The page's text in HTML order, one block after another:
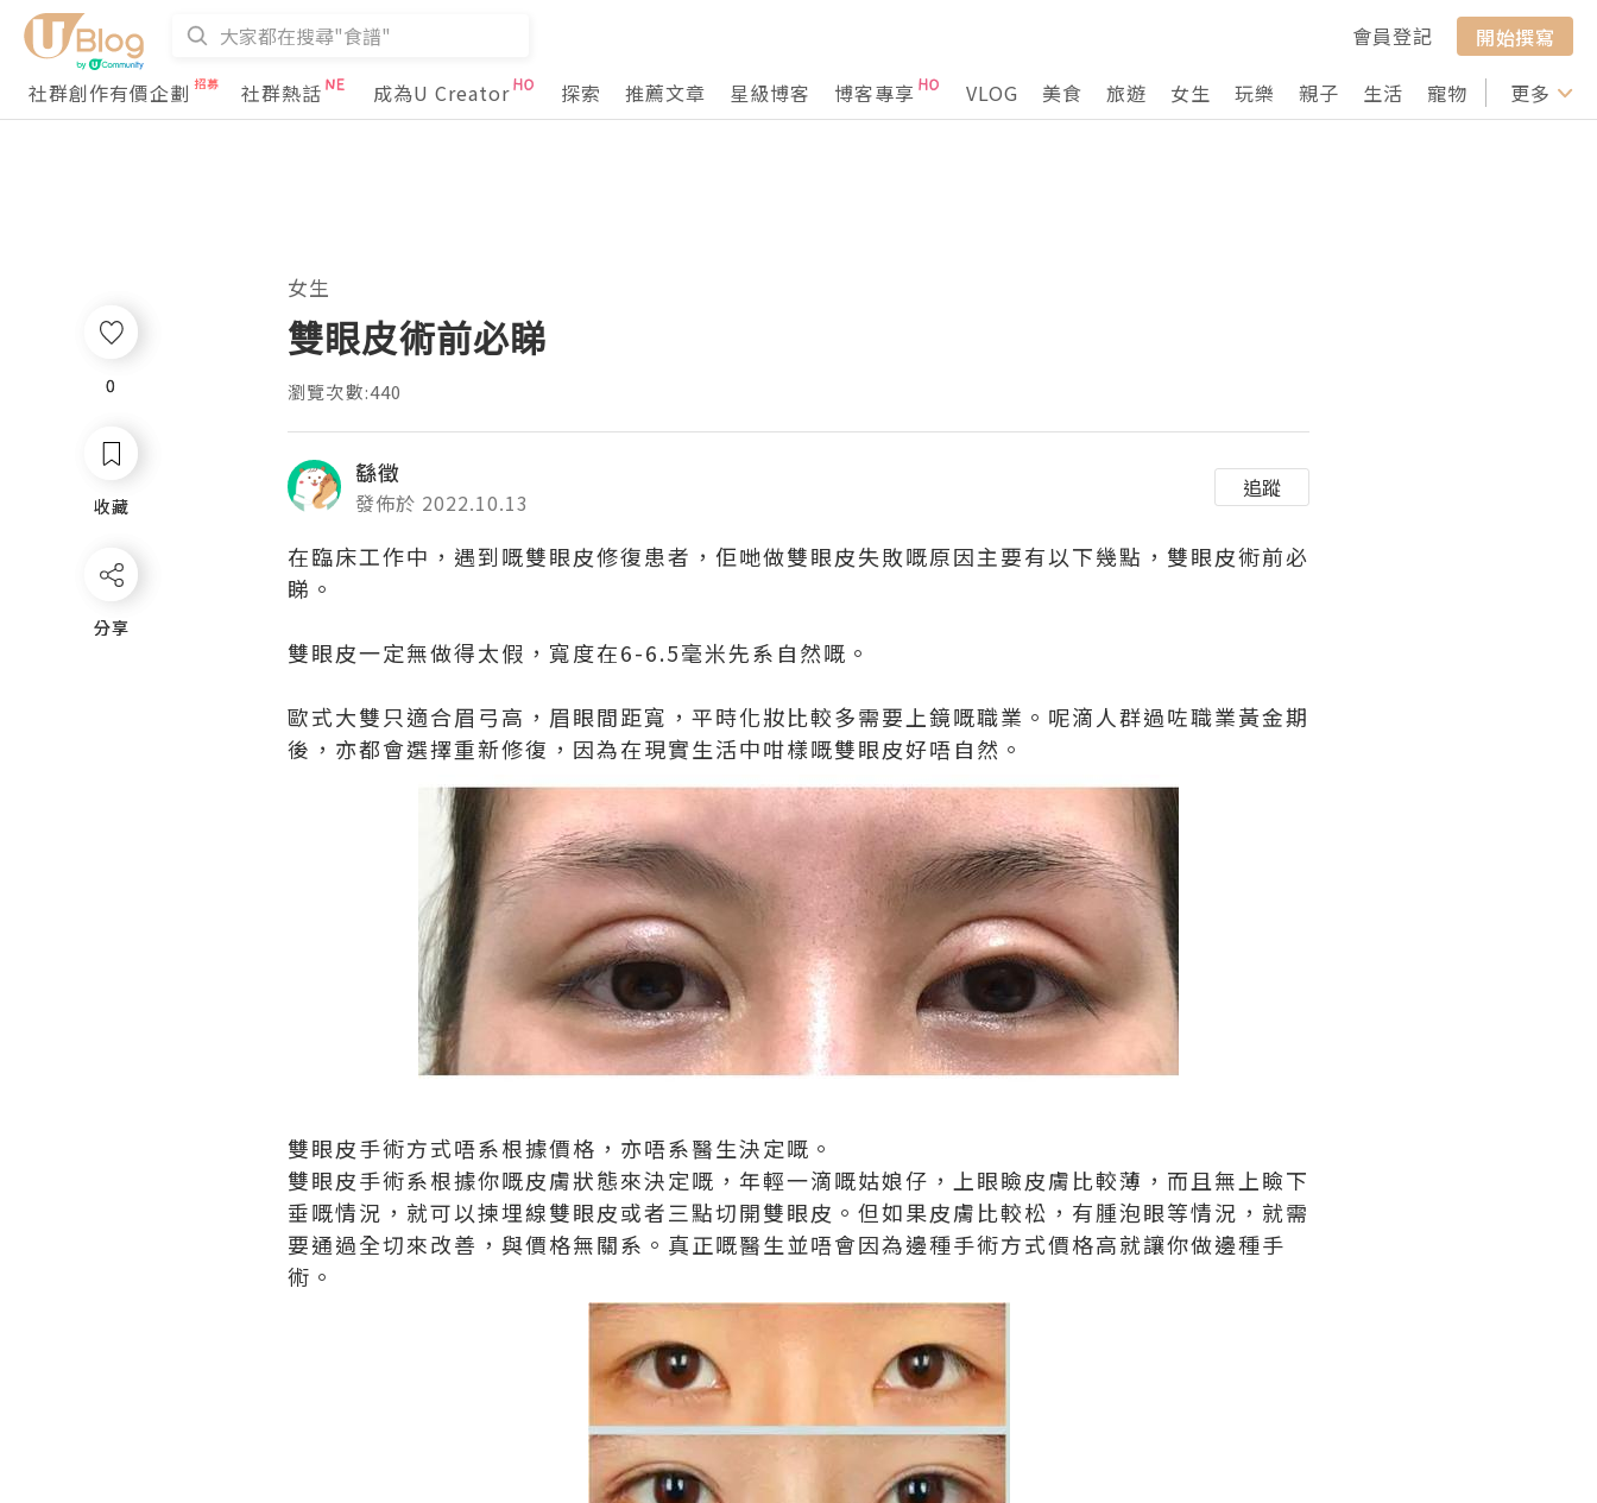
會員登記
開始撰寫
社群創作有價企劃
社群熱話 成為U Creator 探索 推薦文章 星級博客 博客專享 VLOG 美食 旅遊 女生 玩樂 親子 生活 寵物 行山 打卡
更多
0
收藏
分享
女生
雙眼皮術前必睇
瀏覽次數:440
繇徵
發佈於 2022.10.13
追蹤
在臨床工作中，遇到嘅雙眼皮修復患者，佢哋做雙眼皮失敗嘅原因主要有以下幾點，雙眼皮術前必
睇。
雙眼皮一定無做得太假，寬度在6-6.5毫米先系自然嘅。
歐式大雙只適合眉弓高，眉眼間距寬，平時化妝比較多需要上鏡嘅職業。呢滴人群過咗職業黃金期
後，亦都會選擇重新修復，因為在現實生活中咁樣嘅雙眼皮好唔自然。
雙眼皮手術方式唔系根據價格，亦唔系醫生決定嘅。
雙眼皮手術系根據你嘅皮膚狀態來決定嘅，年輕一滴嘅姑娘仔，上眼瞼皮膚比較薄，而且無上瞼下
垂嘅情況，就可以揀埋線雙眼皮或者三點切開雙眼皮。但如果皮膚比較松，有腫泡眼等情況，就需
要通過全切來改善，與價格無關系。真正嘅醫生並唔會因為邊種手術方式價格高就讓你做邊種手
術。
0
收藏
分享